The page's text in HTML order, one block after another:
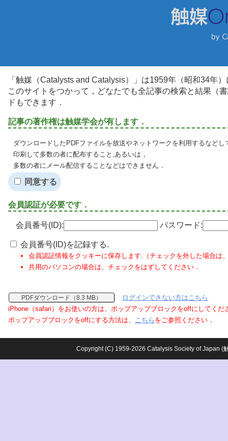
「触媒（Catalysts and Catalysis）」は1959年（昭和34年
このサイトをつかって，どなたでも全記事の検索と結果（
ドもできます．
記事の著作権は触媒学会が有します．
ダウンロードしたPDFファイルを放送やネットワークを利用するなど
印刷して多数の者に配布すること,あるいは，
多数の者にメール配信することなどはできません．
同意する
会員認証が必要です．
会員番号(ID): パスワード:
会員番号(ID)を記録する.
会員認証情報をクッキーに保存します.（チェックを外した場合は
共用のパソコンの場合は、チェックをはずしてください．
PDFダウンロード（8.3 MB）
ログインできない方はこちら
iPhone（safari）をお使いの方は、ポップアップブロックをoffにしてくだ
ポップアップブロックをoffにする方法は、 こちら をご参照ください．
Copyright (C) 1959-2026 Catalysis Society of Japan (